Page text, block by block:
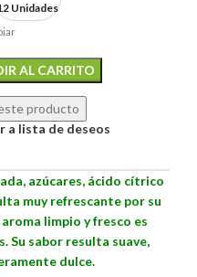
Unidades
AL CARRITO
producto
a lista de deseos
azúcares, ácido cítrico
muy refrescante por su
limpio y fresco es
Su sabor resulta suave,
dulce.